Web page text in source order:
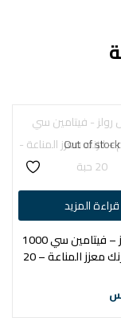
Out of stock
قراءة المزيد
مسل رولز – فيتامين سي 1000
مجم + الزنك معزز المناعة – 20